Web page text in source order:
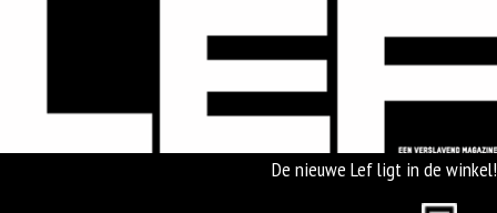
De nieuwe Lef ligt in de winkel!